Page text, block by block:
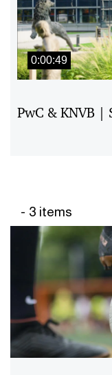
0:00:49
PwC & KNVB |
- 3 items